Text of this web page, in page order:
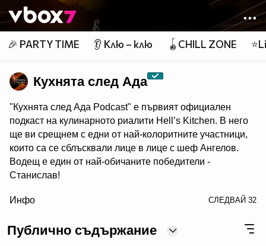
👾
🎉 PARTY TIME 👂 Клю – клю 🪀CHILL ZONE
Кухнята след Ада
"Кухнята след Ада Podcast" e първият официален
подкаст на кулинарното риалити Hell’s Kitchen. В него
ще ви срещнем с едни от най-колоритните участници,
които са се сблъсквали лице в лице с шеф Ангелов.
Водещ е един от най-обичаните победители -
Станислав!
Vbox7 и YouTube!
Инфо СЛЕДВАЙ 32
Публично съдържание